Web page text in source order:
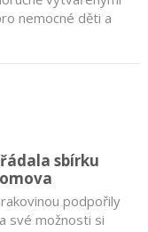
nemocné děti a
sbírku
podpořily
své možnosti si